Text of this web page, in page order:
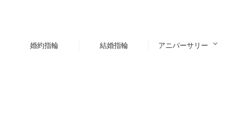
婚約指輪 結婚指輪 アニバーサリー